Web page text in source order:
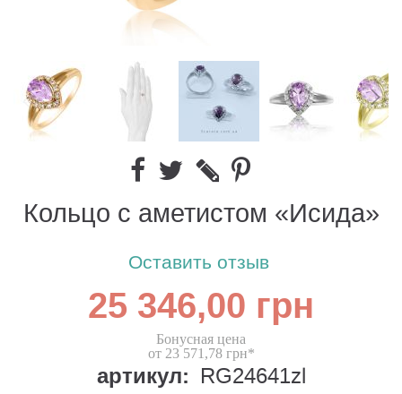
Кольцо с аметистом «Исида»
Оставить отзыв
25 346,00 грн
Бонусная цена
от 23 571,78 грн*
артикул: RG24641zl